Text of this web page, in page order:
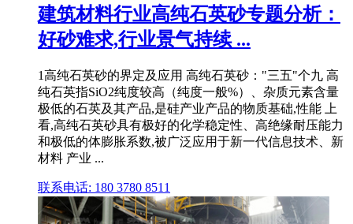
建筑材料行业高纯石英砂专题分析：
好砂难求,行业景气持续 ...
1高纯石英砂的界定及应用 高纯石英砂："三五"个九 高
纯石英指SiO2纯度较高（纯度一般%）、杂质元素含量
极低的石英及其产品,是硅产业产品的物质基础,性能 上
看,高纯石英砂具有极好的化学稳定性、高绝缘耐压能力
和极低的体膨胀系数,被广泛应用于新一代信息技术、新
材料 产业 ...
联系电话: 180 3780 8511